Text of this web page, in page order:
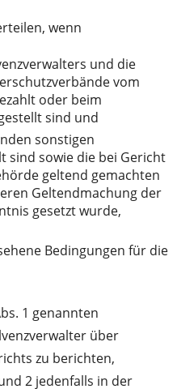
wenn
und die
vom
oder beim
sind und
sonstigen
sind sowie die bei Gericht
geltend gemachten
Geltendmachung der
gesetzt wurde,
Bedingungen für die
1 genannten
über
zu berichten,
2 jedenfalls in der